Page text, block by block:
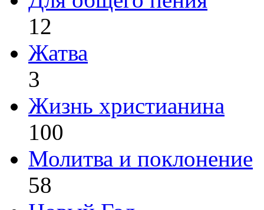
12
Жатва
3
Жизнь христианина
100
Молитва и поклонение
58